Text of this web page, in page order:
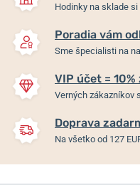
Hodinky na sklade
Poradia vám
Sme špecialisti na
VIP účet = 10%
Verných zákazníkov
Doprava
Na všetko od 127